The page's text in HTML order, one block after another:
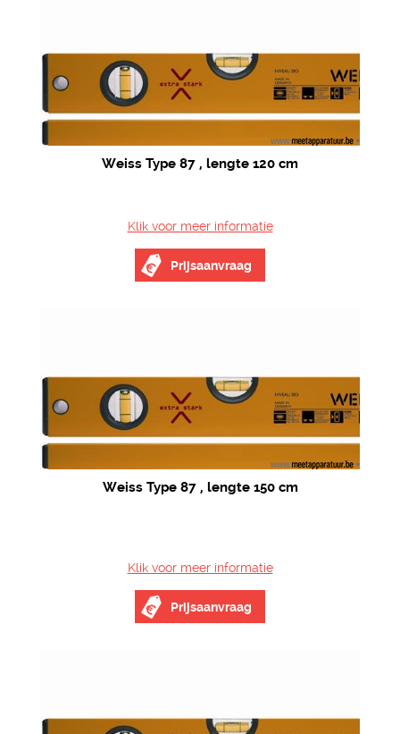
Weiss Type 87 , lengte 120 cm
Klik voor meer informatie
Prijsaanvraag
Weiss Type 87 , lengte 150 cm
Klik voor meer informatie
Prijsaanvraag